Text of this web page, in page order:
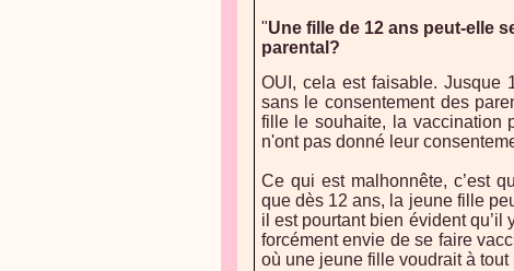
"Une fille de 12 ans peut-elle
parental?
OUI, cela est faisable. Jusque
sans le consentement des
fille le souhaite, la vaccination
n'ont pas donné leur
Ce qui est malhonnête, c’est
que dès 12 ans, la jeune fille
il est pourtant bien évident qu’il
forcément envie de se faire
où une jeune fille voudrait à